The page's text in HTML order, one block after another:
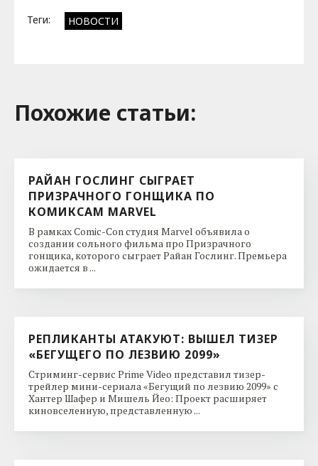
Теги: НОВОСТИ
Похожие cтатьи:
РАЙАН ГОСЛИНГ СЫГРАЕТ
ПРИЗРАЧНОГО ГОНЩИКА ПО
КОМИКСАМ MARVEL
В рамках Comic-Con студия Marvel объявила о
создании сольного фильма про Призрачного
гонщика, которого сыграет Райан Гослинг. Премьера
ожидается в ...
РЕПЛИКАНТЫ АТАКУЮТ: ВЫШЕЛ ТИЗЕР
«БЕГУЩЕГО ПО ЛЕЗВИЮ 2099»
Стриминг-сервис Prime Video представил тизер-
трейлер мини-сериала «Бегущий по лезвию 2099» с
Хантер Шафер и Мишель Йео: Проект расширяет
киновселенную, представленную ...